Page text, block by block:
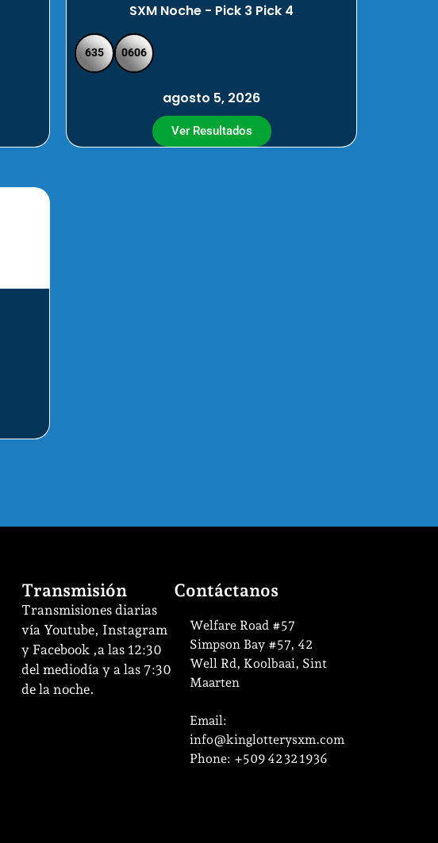
SXM Noche - Pick 3 Pick 4
635 0606
agosto 5, 2026
Ver Resultados
Transmisión
Transmisiones diarias
vía Youtube, Instagram
y Facebook ,a las 12:30
del mediodía y a las 7:30
de la noche.
Contáctanos
Welfare Road #57
Simpson Bay #57, 42
Well Rd, Koolbaai, Sint
Maarten
Email:
info@kinglotterysxm.com
Phone: +509 42 32 1936